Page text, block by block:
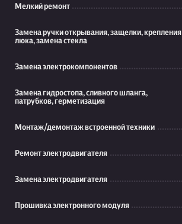
Мелкий ремонт
Замена ручки открывания, защелки, крепления
люка, замена стекла
Замена электрокомпонентов
Замена гидростопа, сливного шланга,
патрубков, герметизация
Монтаж/демонтаж встроенной техники
Ремонт электродвигателя
Замена электродвигателя
Прошивка электронного модуля